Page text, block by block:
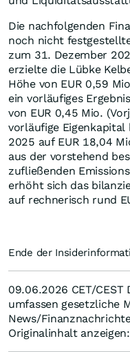
Die nachfolgenden
noch nicht
zum 31. Dezember
erzielte die Lübke
Höhe von EUR 0,59
ein vorläufiges
von EUR 0,45 Mio.
vorläufige
2025 auf EUR 18,04
aus der vorstehend
zufließenden
erhöht sich das
auf rechnerisch rund
Ende der
09.06.2026 CET/CEST
umfassen gesetzliche
News/
Originalinhalt anzeigen: